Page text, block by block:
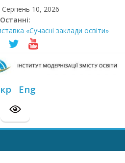
Серпень 10, 2026
Останні:
«Сучасні заклади освіти»
методологічний відбір
підручників для 2026–2027
обговорення проєкт наказу
про Всеукраїнський конкурс
на конкурс для здобуття
Героїв Небесної Сотні на
Eng